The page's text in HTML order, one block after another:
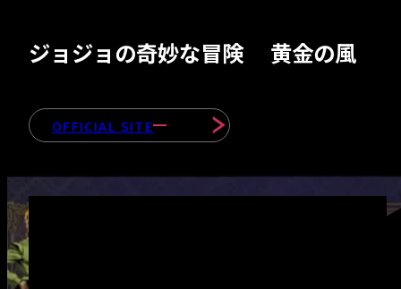
ッセージ
- 会社情報
- 部署紹介
ジョジョの奇妙な冒険 黄金の風
OFFICIAL SITE